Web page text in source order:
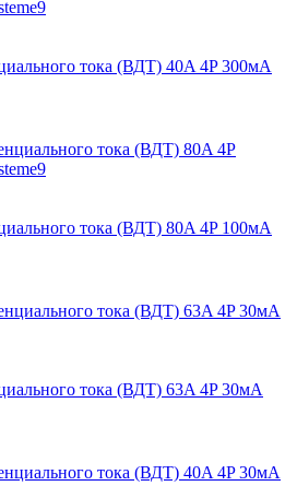
тока (ВДТ) 40A 4P 300мА
тока (ВДТ) 80A 4P 100мА
тока (ВДТ) 63A 4P 30мА